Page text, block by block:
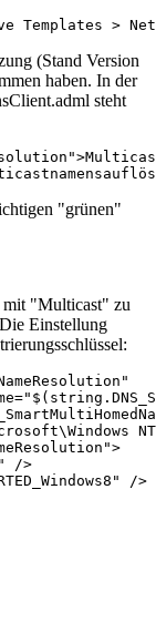
Templates >
(Stand Version
haben. In der
steht
"grünen"
mit "Multicast" zu
Einstellung
/>
/>